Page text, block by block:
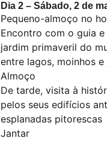
Dia 2 – Sábado, 2 de
Pequeno-almoço no
Encontro com o guia
jardim primaveril do
entre lagos, moinhos
Almoço
De tarde, visita à
pelos seus edifícios
esplanadas pitorescas
Jantar